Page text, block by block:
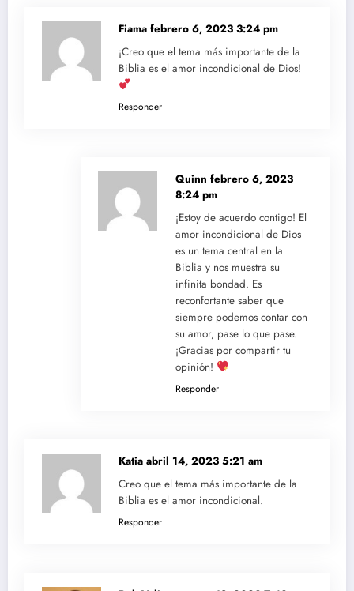
Fiama febrero 6, 2023 3:24 pm
¡Creo que el tema más importante de la
Biblia es el amor incondicional de Dios!
Responder
Quinn febrero 6, 2023
8:24 pm
¡Estoy de acuerdo contigo! El
amor incondicional de Dios
es un tema central en la
Biblia y nos muestra su
infinita bondad. Es
reconfortante saber que
siempre podemos contar con
su amor, pase lo que pase.
¡Gracias por compartir tu
opinión!
Responder
Katia abril 14, 2023 5:21 am
Creo que el tema más importante de la
Biblia es el amor incondicional.
Responder